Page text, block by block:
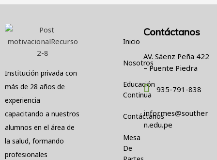
Institución privada con
más de 28 años de
experiencia
capacitando a nuestros
alumnos en el área de
la salud, formando
profesionales
Inicio
Nosotros
Educación
Continua
Contáctanos
Mesa
De
Contáctanos
AV. Sáenz Peña 422
– Puente Piedra
935-791-838
informes@souther
n.edu.pe